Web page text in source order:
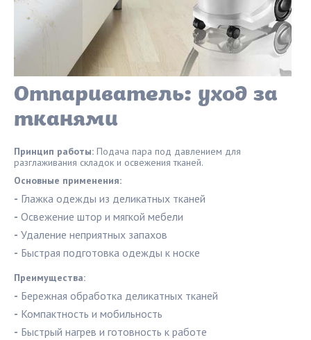
Отпариватель: уход за
тканями
Принцип работы: Подача пара под давлением для
разглаживания складок и освежения тканей.
Основные применения:
- Глажка одежды из деликатных тканей
- Освежение штор и мягкой мебели
- Удаление неприятных запахов
- Быстрая подготовка одежды к носке
Преимущества:
- Бережная обработка деликатных тканей
- Компактность и мобильность
- Быстрый нагрев и готовность к работе